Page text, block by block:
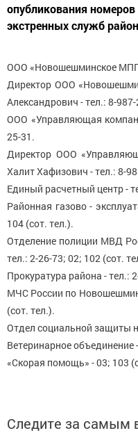
опубликования
экстренных служб
ООО «Новошешминское МПП
Директор ООО
Александрович - тел.: 8-
ООО «Управляющая
25-31.
Директор ООО
Халит Хафизович - тел.: 8-
Единый расчетный центр -
Районная газово -
104 (сот. тел.).
Отделение полиции МВД
тел.: 2-26-73; 02; 102 (сот.
Прокуратура района - тел.:
МЧС России по
(сот. тел.).
Отдел социальной защиты
Ветеринарное объединение
«Скорая помощь» - 03; 103
Следите за самым